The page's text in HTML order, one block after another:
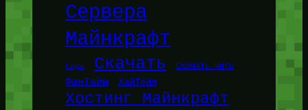
Сервера
Майнкрафт
Сиды Скачать Скачать читы
ФанТайм ХайТейл
Хостинг Майнкрафт